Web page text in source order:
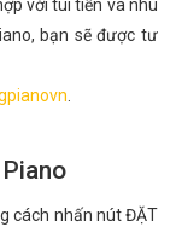
với túi tiền và nhu
bạn sẽ được tư
cách nhấn nút ĐẶT